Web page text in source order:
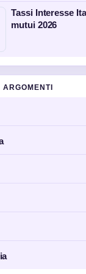
Tassi Interesse
mutui 2026